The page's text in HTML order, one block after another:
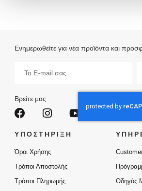
Ενημερωθείτε για νέα προϊόντα και
Δελτίο:
Βρείτε μας
ΥΠΟΣΤΗΡΙΞΗ
Όροι Χρήσης
Τρόποι Αποστολής
Τρόποι Πληρωμής
Οδηγός